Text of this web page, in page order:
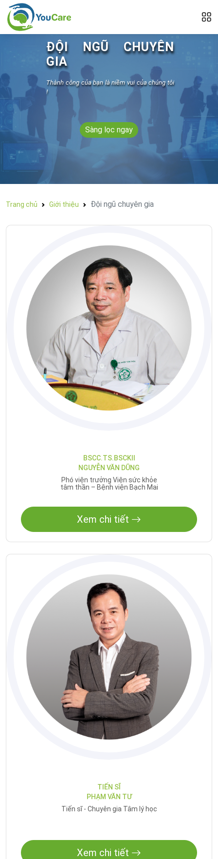
ĐỘI NGŨ CHUYÊN
GIA
Thành công của bạn là niềm vui của chúng tôi
!
Sàng lọc ngay
Trang chủ Giới thiệu Đội ngũ chuyên gia
BSCC.TS.BSCKII
NGUYỄN VĂN DŨNG
Phó viện trưởng Viện sức khỏe
tâm thần – Bệnh viện Bạch Mai
Xem chi tiết
TIẾN SĨ
PHẠM VĂN TƯ
Tiến sĩ - Chuyên gia Tâm lý học
Xem chi tiết